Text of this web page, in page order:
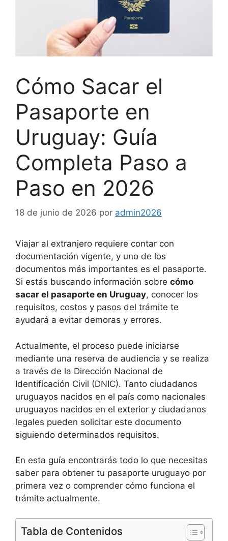
Cómo Sacar el
Pasaporte en
Uruguay: Guía
Completa Paso a
Paso en 2026
18 de junio de 2026 por admin2026
Viajar al extranjero requiere contar con
documentación vigente, y uno de los
documentos más importantes es el pasaporte.
Si estás buscando información sobre cómo
sacar el pasaporte en Uruguay, conocer los
requisitos, costos y pasos del trámite te
ayudará a evitar demoras y errores.
Actualmente, el proceso puede iniciarse
mediante una reserva de audiencia y se realiza
a través de la Dirección Nacional de
Identificación Civil (DNIC). Tanto ciudadanos
uruguayos nacidos en el país como nacionales
uruguayos nacidos en el exterior y ciudadanos
legales pueden solicitar este documento
siguiendo determinados requisitos.
En esta guía encontrarás todo lo que necesitas
saber para obtener tu pasaporte uruguayo por
primera vez o comprender cómo funciona el
trámite actualmente.
Tabla de Contenidos